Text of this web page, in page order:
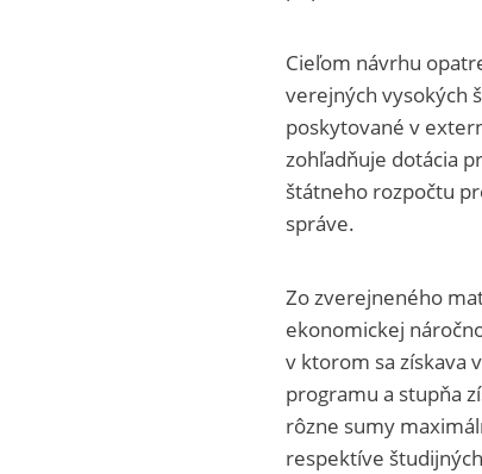
Cieľom návrhu
verejných vysokých
poskytované v
zohľadňuje dotácia
štátneho rozpočtu
správe.
Zo zverejneného
ekonomickej
v ktorom sa získava
programu a stupňa
rôzne sumy
respektíve